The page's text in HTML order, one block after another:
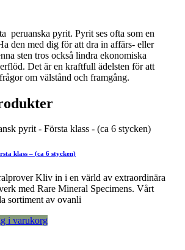
peruanska pyrit. Pyrit ses ofta som en
den med dig för att dra in affärs- eller
sten tros också lindra ekonomiska
Det är en kraftfull ädelsten för att
om välstånd och framgång.
klass – (ca 6 stycken)
Kliv in i en värld av extraordinära
med Rare Mineral Specimens. Vårt
sortiment av ovanli
i varukorg